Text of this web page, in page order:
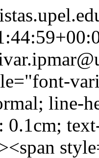
line-
0.1cm;